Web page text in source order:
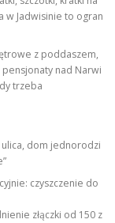
w Jadwisinie to ogran
z poddaszem,
nad Narwi
trzeba
dom jednorodzi
czyszczenie do
złączki od 150 z